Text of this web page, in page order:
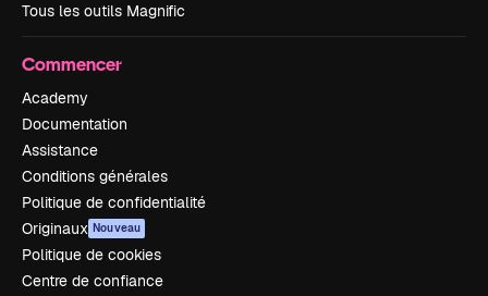
Tous les outils Magnific
Commencer
Academy
Documentation
Assistance
Conditions générales
Politique de confidentialité
Originaux Nouveau
Politique de cookies
Centre de confiance